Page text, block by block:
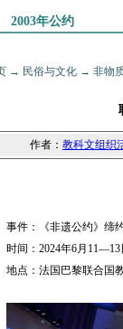
2003年公约
→ 民俗与文化→ 非物
作者： 教科文组织
件：《非遗公约》缔约
间：2024年6月11—13
点：法国巴黎联合国